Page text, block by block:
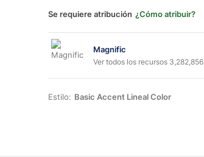
Se requiere atribución ¿Cómo atribuir?
Magnific
Ver todos los recursos 3,282,856
Estilo: Basic Accent Lineal Color